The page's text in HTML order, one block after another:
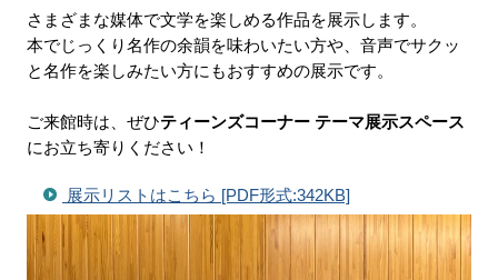
さまざまな媒体で文学を楽しめる作品を展示します。
本でじっくり名作の余韻を味わいたい方や、音声でサクッ
と名作を楽しみたい方にもおすすめの展示です。
ご来館時は、ぜひティーンズコーナー テーマ展示スペース
にお立ち寄りください！
展示リストはこちら [PDF形式:342KB]